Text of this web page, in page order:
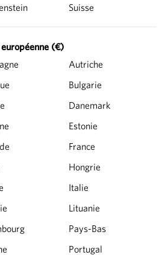
Suisse
(€)
Autriche
Bulgarie
Danemark
Estonie
France
Hongrie
Italie
Lituanie
Pays-Bas
Portugal
le soleil, qui fleurit en été avec
bleu gentiane. Très belle
des pots. Couper régulièrement
la floraison. Atteint
resème dans les endroits qui
05 09 10 11